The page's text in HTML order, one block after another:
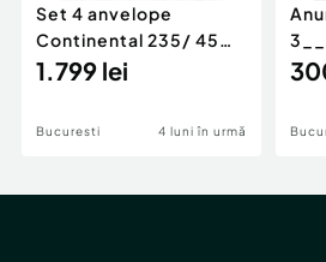
Set 4 anvelope
Continental 235/ 45
R18 V - IARNA
1.799 lei
Bucuresti 4 luni în urmă